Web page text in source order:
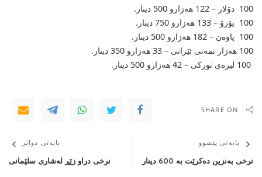
100 دۆلار – 122 هەزارو 500 دینار.
100 یۆرۆ – 133 هەزارو 750 دینار.
100 پاوەن – 182 هەزارو 500 دینار.
100 هەزار تمەنی‌ ئێرانی‌ – 33 هەزارو 350 دینار.
SHARE ON
بابەتی پێشوو
نرخی بەنزین دەكرێت بە 600 دینار
بابەتی دواتر
نرخی دراو زێڕ لەشاری سلێمانی